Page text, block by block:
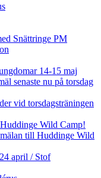
Snättringe PM
14-15 maj
senaste nu på torsdag
vid torsdagsträningen
Wild Camp!
till Huddinge Wild
april / Stof